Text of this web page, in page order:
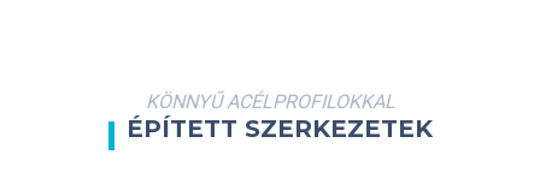
KÖNNYŰ ACÉLPROFILOKKAL
ÉPÍTETT SZERKEZETEK